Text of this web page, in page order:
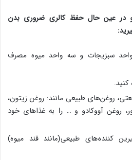
عین حال حفظ کالری ضروری بدن
واحد سبزیجات و سه واحد میوه مصرف
کنید.
روغن‌های طبیعی مانند: روغن زیتون،
روغن آووکادو و … را به غذاهای خود
کننده‌های طبیعی(مانند قند میوه)